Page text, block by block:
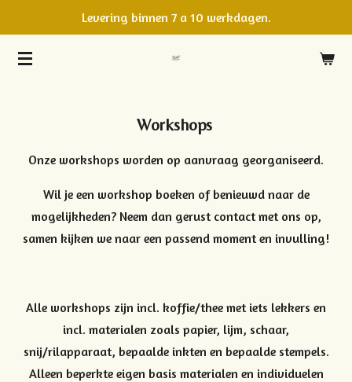
naar
Levering binnen 7 a 10 werkdagen.
Workshops
Onze workshops worden op aanvraag georganiseerd.
Wil je een workshop boeken of benieuwd naar de
mogelijkheden? Neem dan gerust contact met ons op,
samen kijken we naar een passend moment en invulling!
Alle workshops zijn incl. koffie/thee met iets lekkers en
incl. materialen zoals papier, lijm, schaar,
snij/rilapparaat, bepaalde inkten en bepaalde stempels.
Alleen beperkte eigen basis materialen en individuelen